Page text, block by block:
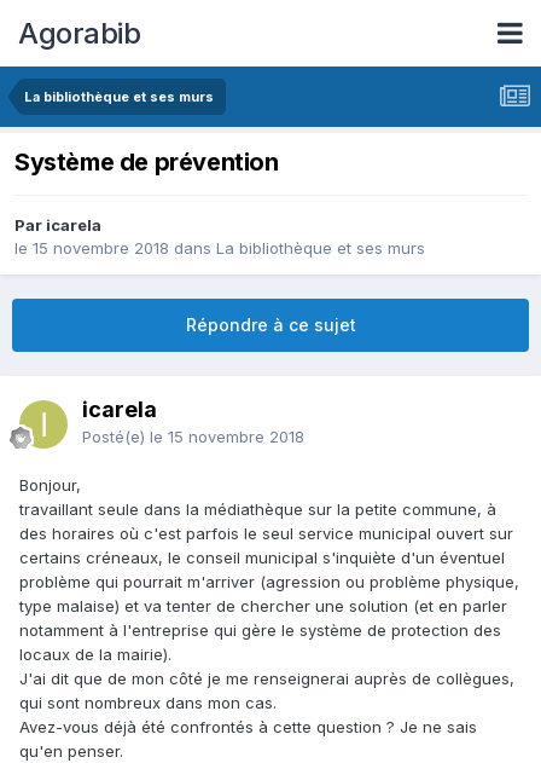
Agorabib
La bibliothèque et ses murs
Système de prévention
Par icarela
le 15 novembre 2018 dans La bibliothèque et ses murs
Répondre à ce sujet
icarela
Posté(e) le 15 novembre 2018
Bonjour,
travaillant seule dans la médiathèque sur la petite commune, à
des horaires où c'est parfois le seul service municipal ouvert sur
certains créneaux, le conseil municipal s'inquiète d'un éventuel
problème qui pourrait m'arriver (agression ou problème physique,
type malaise) et va tenter de chercher une solution (et en parler
notamment à l'entreprise qui gère le système de protection des
locaux de la mairie).
J'ai dit que de mon côté je me renseignerai auprès de collègues,
qui sont nombreux dans mon cas.
Avez-vous déjà été confrontés à cette question ? Je ne sais
qu'en penser.